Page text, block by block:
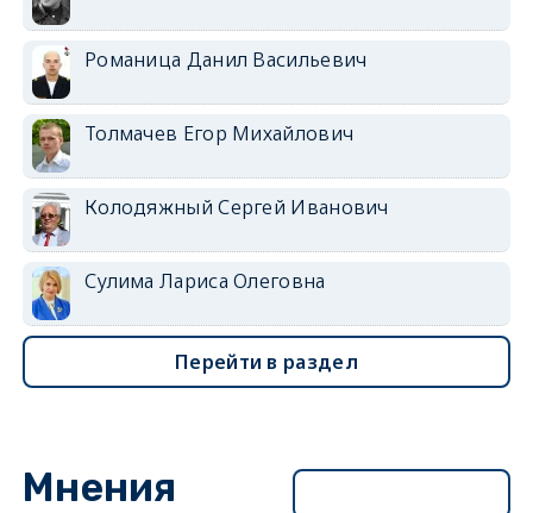
Романица Данил Васильевич
Толмачев Егор Михайлович
Колодяжный Сергей Иванович
Сулима Лариса Олеговна
Перейти в раздел
Мнения